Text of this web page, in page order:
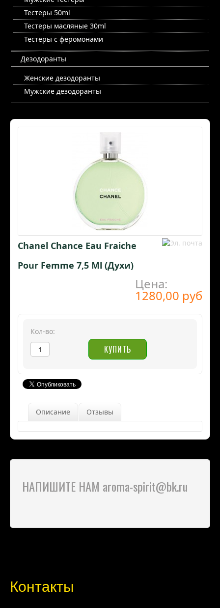
Тестеры 50ml
Тестеры масляные 30ml
Тестеры с феромонами
Дезодоранты
Женские дезодоранты
Мужские дезодоранты
Chanel Chance Eau Fraiche
Pour Femme 7,5 Ml (Духи)
Цена:
1280,00 руб
Кол-во:
Описание Отзывы
НАПИШИТЕ НАМ aroma-spirit@bk.ru
Контакты